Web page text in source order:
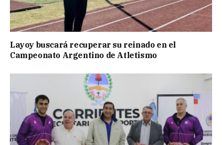
Layoy buscará recuperar su reinado en el
Campeonato Argentino de Atletismo